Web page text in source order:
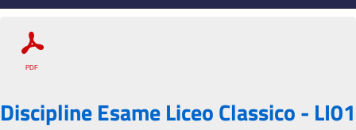
Discipline Esame Liceo Classico - LI01